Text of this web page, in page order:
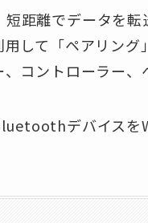
距離でデータを転
して「ペアリン
コントローラー、
デバイスを